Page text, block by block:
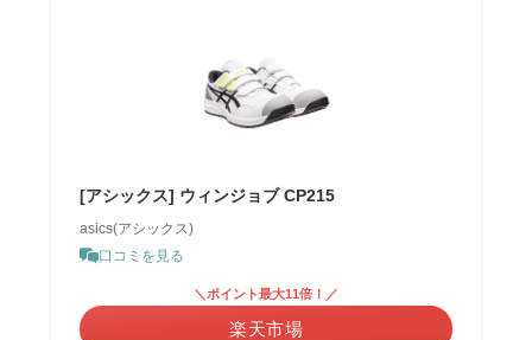
[アシックス] ウィンジョブ CP215
asics(アシックス)
口コミを見る
＼ポイント最大11倍！／
楽天市場